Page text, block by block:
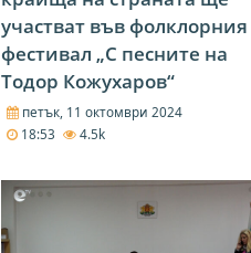
участват във фолклорния
фестивал „С песните на
Тодор Кожухаров“
петък, 11 октомври 2024
18:53
4.5k